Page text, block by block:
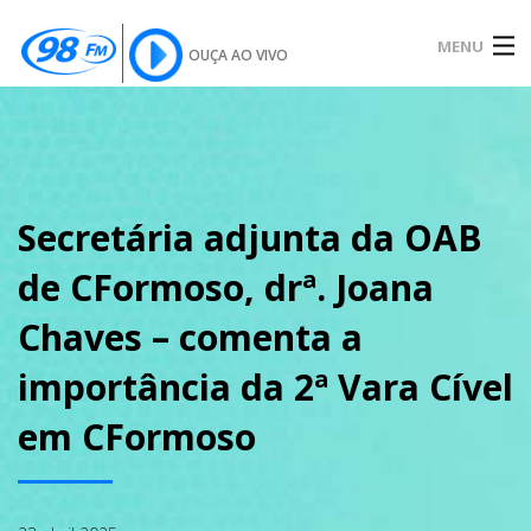
OUÇA AO VIVO MENU
SOBRE
PODCAST
Secretária adjunta da OAB
de CFormoso, drª. Joana
Chaves – comenta a
importância da 2ª Vara Cível
em CFormoso